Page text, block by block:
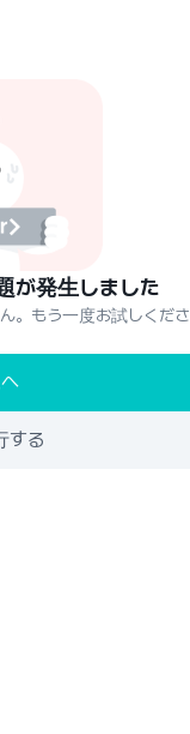
が発生しました
。もう一度お試しくださ
する